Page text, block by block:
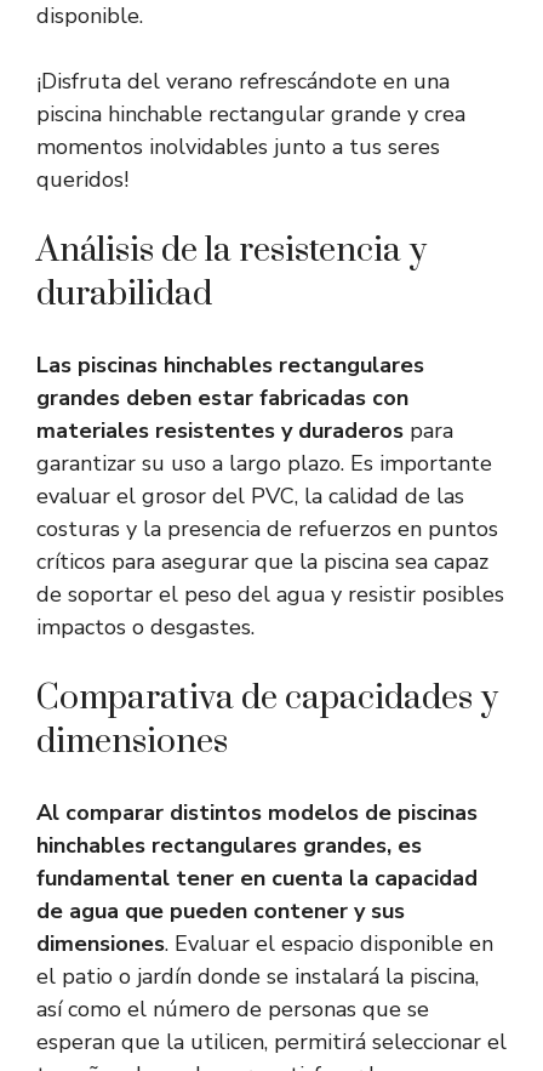
disponible.
¡Disfruta del verano refrescándote en una
piscina hinchable rectangular grande y crea
momentos inolvidables junto a tus seres
queridos!
Análisis de la resistencia y
durabilidad
Las piscinas hinchables rectangulares
grandes deben estar fabricadas con
materiales resistentes y duraderos para
garantizar su uso a largo plazo. Es importante
evaluar el grosor del PVC, la calidad de las
costuras y la presencia de refuerzos en puntos
críticos para asegurar que la piscina sea capaz
de soportar el peso del agua y resistir posibles
impactos o desgastes.
Comparativa de capacidades y
dimensiones
Al comparar distintos modelos de piscinas
hinchables rectangulares grandes, es
fundamental tener en cuenta la capacidad
de agua que pueden contener y sus
dimensiones. Evaluar el espacio disponible en
el patio o jardín donde se instalará la piscina,
así como el número de personas que se
esperan que la utilicen, permitirá seleccionar el